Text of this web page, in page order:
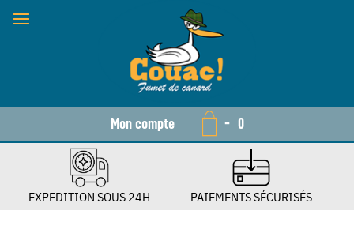
Mon compte - 0
EXPEDITION SOUS 24H PAIEMENTS SÉCURISÉS